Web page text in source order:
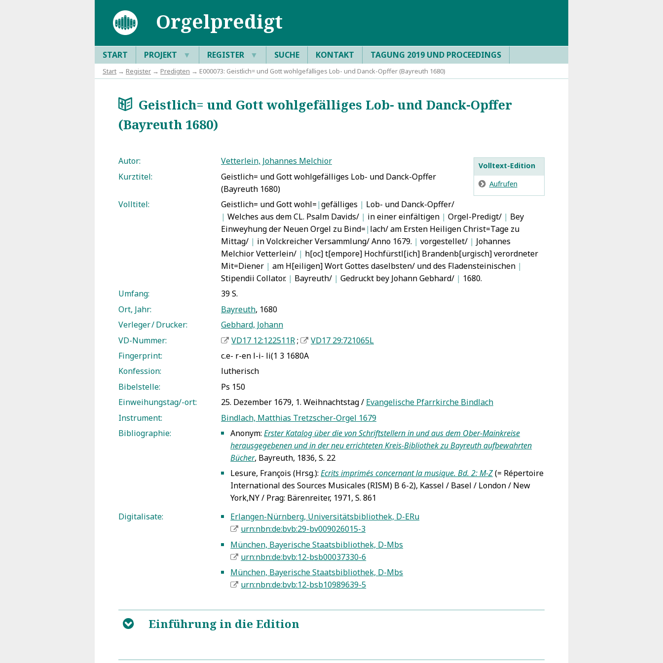
Orgelpredigt
START PROJEKT ▼ REGISTER ▼ SUCHE KONTAKT TAGUNG 2019 UND PROCEEDINGS
Start → Register → Predigten → E000073: Geistlich= und Gott wohlgefälliges Lob- und Danck-Opffer (Bayreuth 1680)
a Geistlich= und Gott wohlgefälliges Lob- und Danck-Opffer
(Bayreuth 1680)
Volltext-Edition
E Aufrufen
Autor:
Vetterlein, Johannes Melchior
Kurztitel:
Geistlich= und Gott wohlgefälliges Lob- und Danck-Opffer
(Bayreuth 1680)
Volltitel:
Geistlich= und Gott wohl=|gefälliges | Lob- und Danck-Opffer/
| Welches aus dem CL. Psalm Davids/ | in einer einfältigen | Orgel-Predigt/ | Bey
Einweyhung der Neuen Orgel zu Bind=| lach/ am Ersten Heiligen Christ=Tage zu
Mittag/ | in Volckreicher Versammlung/ Anno 1679. | vorgestellet/ | Johannes
Melchior Vetterlein/ | h[oc] t[empore] Hochfürstl[ich] Brandenb[urgisch] verordneter
Mit=Diener | am H[eiligen] Wort Gottes daselbsten/ und des Fladensteinischen |
Stipendii Collator. | Bayreuth/ | Gedruckt bey Johann Gebhard/ | 1680.
Umfang:
39 S.
Ort, Jahr:
Bayreuth, 1680
Verleger / Drucker:
Gebhard, Johann
VD-Nummer:
VD17 12:122511R;
VD17 29:721065L
Fingerprint:
c.e- r-en l-i- li(1 3 1680A
Konfession:
lutherisch
Bibelstelle:
Ps 150
Einweihungstag/-ort:
25. Dezember 1679, 1. Weihnachtstag / Evangelische Pfarrkirche Bindlach
Instrument:
Bindlach, Matthias Tretzscher-Orgel 1679
Bibliographie:
5 Anonym:Erster Katalog über die von Schriftstellern in und aus dem Ober-Mainkreise
herausgegebenen und in der neu errichteten Kreis-Bibliothek zu Bayreuth aufbewahrten
Bücher, Bayreuth, 1836, S. 22
5 Lesure, François (Hrsg.):Ecrits imprimés concernant la musique. Bd. 2: M-Z(= Répertoire
International des Sources Musicales (RISM) B 6-2), Kassel / Basel / London / New
York,NY / Prag: Bärenreiter, 1971, S. 861
Digitalisate:
5
Erlangen-Nürnberg, Universitätsbibliothek, D-ERu
urn:nbn:de:bvb:29-bv009026015-3
5
München, Bayerische Staatsbibliothek, D-Mbs
urn:nbn:de:bvb:12-bsb00037330-6
5
München, Bayerische Staatsbibliothek, D-Mbs
urn:nbn:de:bvb:12-bsb10989639-5
B Einführung in die Edition